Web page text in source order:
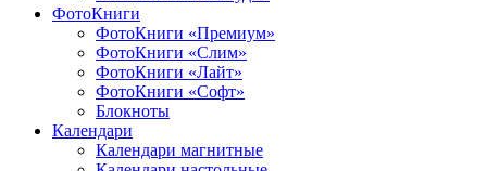
ФотоКниги
ФотоКниги «Премиум»
ФотоКниги «Слим»
ФотоКниги «Лайт»
ФотоКниги «Софт»
Блокноты
Календари
Календари магнитные